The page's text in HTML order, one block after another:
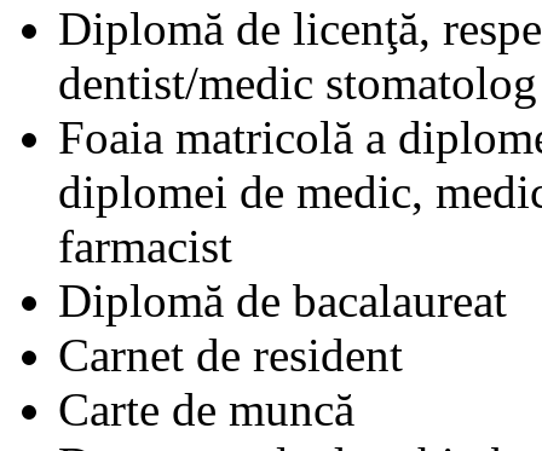
Diplomă de licenţă,
dentist/medic
Foaia matricolă a
diplomei de medic,
farmacist
Diplomă de bacalaureat
Carnet de resident
Carte de muncă